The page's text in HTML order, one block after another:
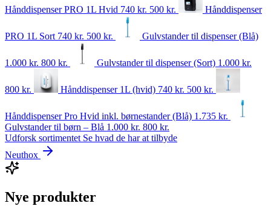
Hånddispenser PRO 1L Hvid 740 kr. 500 kr. Hånddispenser
PRO 1L Sort 740 kr. 500 kr. Gulvstander til dispenser (Blå)
1.000 kr. 800 kr. Gulvstander til dispenser (Sort) 1.000 kr.
800 kr. Hånddispenser 1L (hvid) 740 kr. 500 kr.
Hånddispenser Pro Hvid inkl. børnestander (Blå) 1.735 kr.
Gulvstander til børn – Blå 1.000 kr. 800 kr.
Udforsk sortimentet Se hvad de har at tilbyde
Neuthox
Nye produkter